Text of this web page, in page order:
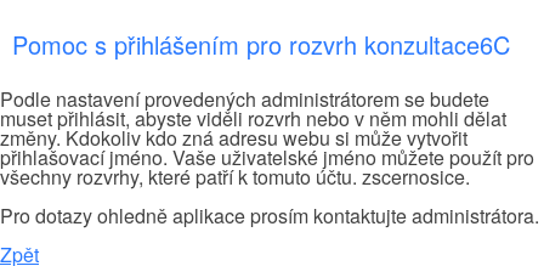
Pomoc s přihlášením pro rozvrh konzultace6C
Podle nastavení provedených administrátorem se budete
muset přihlásit, abyste viděli rozvrh nebo v něm mohli dělat
změny. Kdokoliv kdo zná adresu webu si může vytvořit
přihlašovací jméno. Vaše uživatelské jméno můžete použít pro
všechny rozvrhy, které patří k tomuto účtu. zscernosice.
Pro dotazy ohledně aplikace prosím kontaktujte administrátora.
Zpět